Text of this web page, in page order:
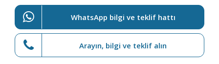
WhatsApp bilgi ve teklif hattı
Arayın, bilgi ve teklif alın